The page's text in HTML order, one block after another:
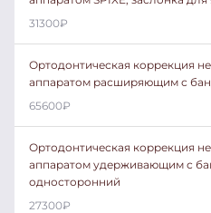
31300₽
Ортодонтическая коррекция
аппаратом расширяющим с
65600₽
Ортодонтическая коррекция
аппаратом удерживающим с
односторонний
27300₽